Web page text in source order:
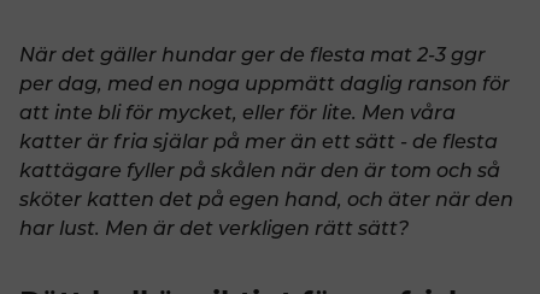
När det gäller hundar ger de flesta mat 2-3 ggr
per dag, med en noga uppmätt daglig ranson för
att inte bli för mycket, eller för lite. Men våra
katter är fria själar på mer än ett sätt - de flesta
kattägare fyller på skålen när den är tom och så
sköter katten det på egen hand, och äter när den
har lust. Men är det verkligen rätt sätt?